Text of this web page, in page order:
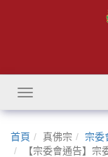
Toggle
navigation
首頁 真佛宗
宗委
【宗委會通告】